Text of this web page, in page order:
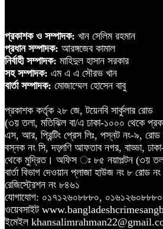
প্রকাশক ও সম্পাদক: খান সেলিম রহমান
প্রধান সম্পাদক: আরঙ্গজেব কামাল
নির্বাহী সম্পাদক: মাহিদুল হাসান সরকার
সহ সম্পাদক: এম এ এ সৌরভ খান
বার্তা সম্পাদক: মোজাম্মেল হোসেন বাবু
প্রকাশক কর্তৃক ২৮ জে, টয়েনবি সার্কুলার রোড
(৩য় তলা, মতিঝিল বা/এ ঢাকা-১০০০ থেকে
এস, আর, প্রিন্টিং প্রেস লিঃ, পস্নট নং-৯,
বস্নক নং সি, দড়্গণি আফতাব নগর, বাড্ডা,
থেকে মুদ্রিত। অফিস ঃ ৮৫ নয়াপল্টন (৩য়
বার্তা বিভাগ দেওয়ান প্লাজা হাউজ নং ৮ রোড
রেজিস্ট্রেশন নং ৮৪৬১
যোগাযোগ: ০১৭১২৬০৮৮৮০, ০১৬১২৬০৮৮৮০
ওয়েবসাইট
ইমেইল